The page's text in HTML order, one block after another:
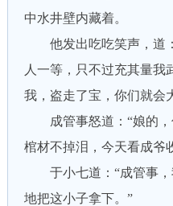
中水井壁内藏着。
他发出吃吃笑声，道：
人一等，只不过充其量我
我，盗走了宝，你们就会
成管事怒道：“娘的，
棺材不掉泪，今天看成爷
于小七道：“成管事，
地把这小子拿下。”